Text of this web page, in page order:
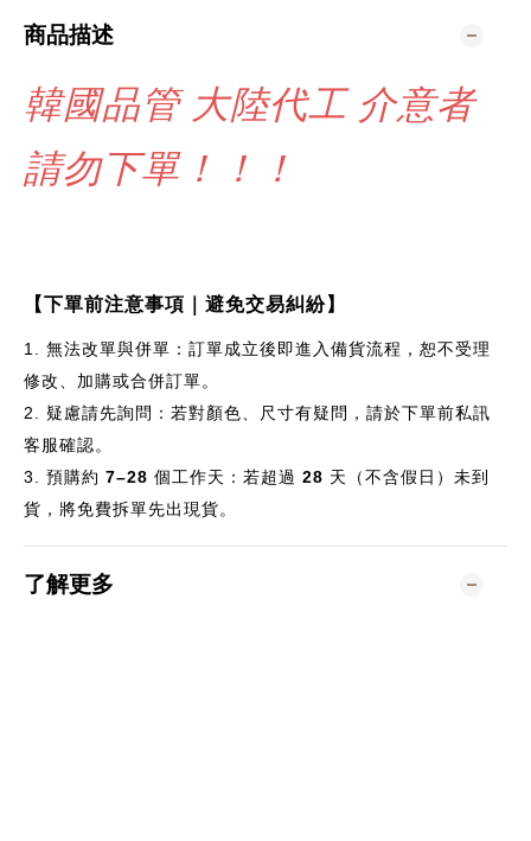
商品描述
韓國品管 大陸代工 介意者
請勿下單！！！
【下單前注意事項｜避免交易糾紛】
1.
無法改單與併單：訂單成立後即進入備貨流程，恕不受理
修改、加購或合併訂單。
2.
疑慮請先詢問：若對顏色、尺寸有疑問，請於下單前私訊
客服確認。
3.
預購約 7–28 個工作天：若超過 28 天（不含假日）未到
貨，將免費拆單先出現貨。
了解更多